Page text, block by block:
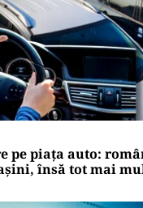
pe piața auto:
însă tot mai